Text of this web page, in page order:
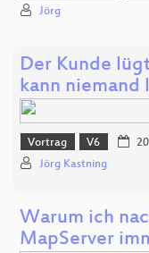
Jörg
Der Kunde
kann niemand
Vortrag V6
Jörg Kastning
Warum ich
MapServer